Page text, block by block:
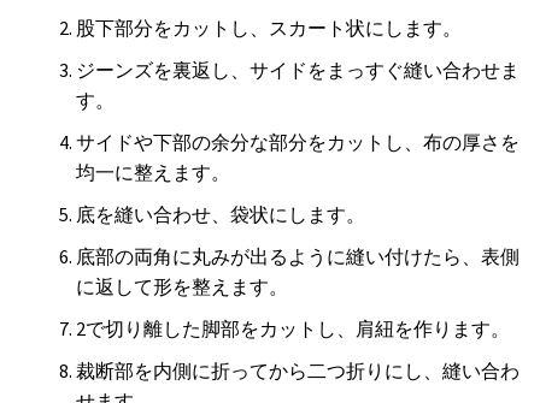
股下部分をカットし、スカート状にします。
ジーンズを裏返し、サイドをまっすぐ縫い合わせま
す。
サイドや下部の余分な部分をカットし、布の厚さを
均一に整えます。
底を縫い合わせ、袋状にします。
底部の両角に丸みが出るように縫い付けたら、表側
に返して形を整えます。
2で切り離した脚部をカットし、肩紐を作ります。
裁断部を内側に折ってから二つ折りにし、縫い合わ